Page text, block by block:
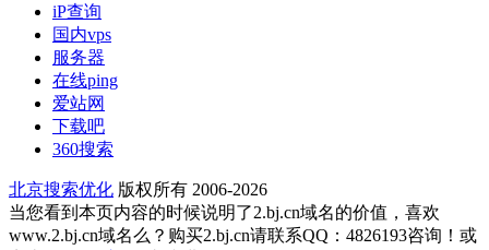
iP查询
国内vps
服务器
在线ping
爱站网
下载吧
360搜索
北京搜索优化 版权所有 2006-2026
当您看到本页内容的时候说明了2.bj.cn域名的价值，喜欢
www.2.bj.cn域名么？购买2.bj.cn请联系QQ：4826193咨询！或